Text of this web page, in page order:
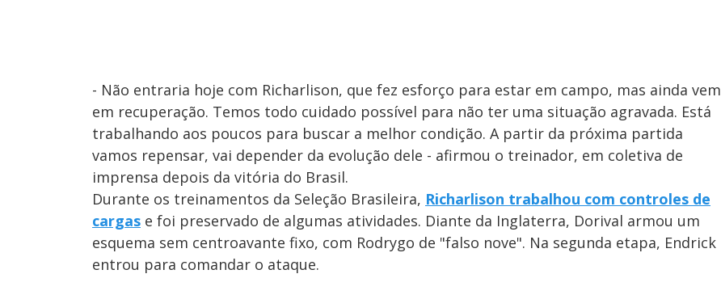
- Não entraria hoje com Richarlison, que fez esforço para estar em campo, mas ainda vem
em recuperação. Temos todo cuidado possível para não ter uma situação agravada. Está
trabalhando aos poucos para buscar a melhor condição. A partir da próxima partida
vamos repensar, vai depender da evolução dele - afirmou o treinador, em coletiva de
imprensa depois da vitória do Brasil.
Durante os treinamentos da Seleção Brasileira, Richarlison trabalhou com controles de
cargas e foi preservado de algumas atividades. Diante da Inglaterra, Dorival armou um
esquema sem centroavante fixo, com Rodrygo de "falso nove". Na segunda etapa, Endrick
entrou para comandar o ataque.